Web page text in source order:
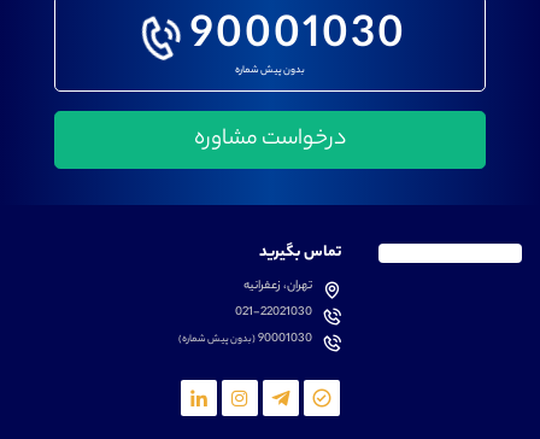
90001030
بدون پیش شماره
تماس بگیرید
تهران، زعفرانیه
021-22021030
90001030(بدون پیش شماره)